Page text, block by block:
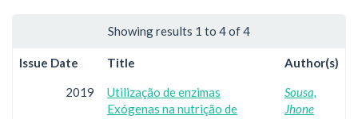
Showing results 1 to 4 of 4
Issue Date Title Author(s)
2019
Utilização de enzimas
Exógenas na nutrição de
Sousa,
Jhone